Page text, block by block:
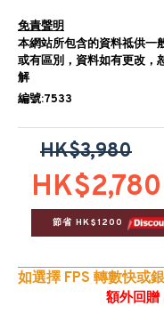
免責聲明
本網站所包含的資料祗供一
或有區別，資料如有更改，
解
編號:7533
HK$2,780
HK$3,980
節省 HK$1200
如選擇 FPS 轉數快或
額外回